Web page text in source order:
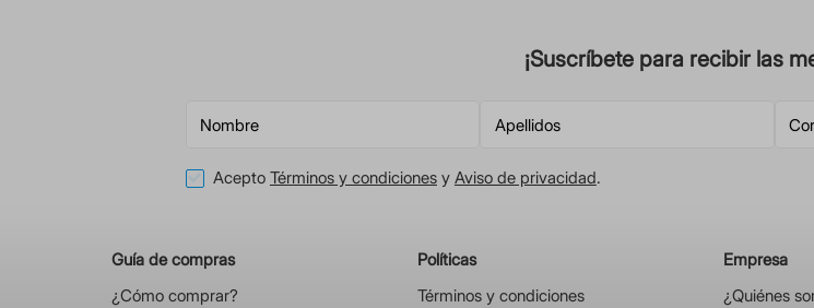
¡Suscríbete para recibir las
Acepto Términos y condicionesy Aviso de privacidad.
Guía de compras
¿Cómo comprar?
Políticas
Términos y condiciones
Empresa
¿Quiénes